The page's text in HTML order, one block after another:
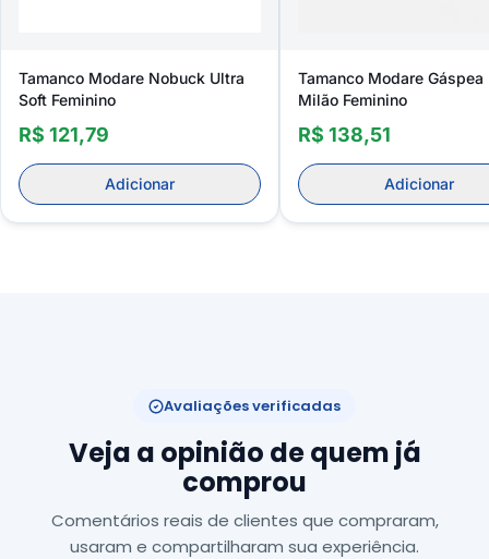
Tamanco Modare Nobuck Ultra
Soft Feminino
R$ 121,79
Adicionar
Tamanco Modare Gáspea
Milão Feminino
R$ 138,51
Adicionar
Avaliações verificadas
Veja a opinião de quem já
comprou
Comentários reais de clientes que compraram,
usaram e compartilharam sua experiência.